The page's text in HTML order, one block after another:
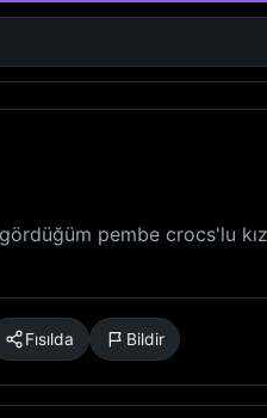
pembe crocs'lu
Fısılda Bildir